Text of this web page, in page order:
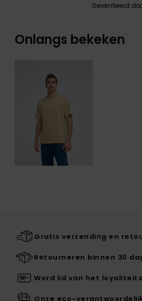
Geverifieerd
Onlangs bekeken
Gratis verzending en
Retourneren binnen 30
Word lid van het
Onze eco-